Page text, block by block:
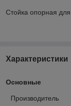
Стойка опорная
Характеристики
Основные
Производитель